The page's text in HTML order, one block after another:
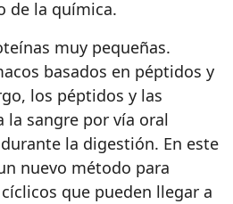
de la química.
muy pequeñas.
basados en péptidos y
los péptidos y las
la sangre por vía oral
la digestión. En este
nuevo método para
que pueden llegar a